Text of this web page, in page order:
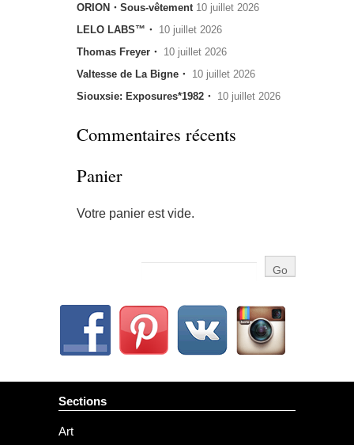
ORION・Sous-vêtement 10 juillet 2026
LELO LABS™・ 10 juillet 2026
Thomas Freyer・ 10 juillet 2026
Valtesse de La Bigne・ 10 juillet 2026
Siouxsie: Exposures*1982・ 10 juillet 2026
Commentaires récents
Panier
Votre panier est vide.
Sections
Art